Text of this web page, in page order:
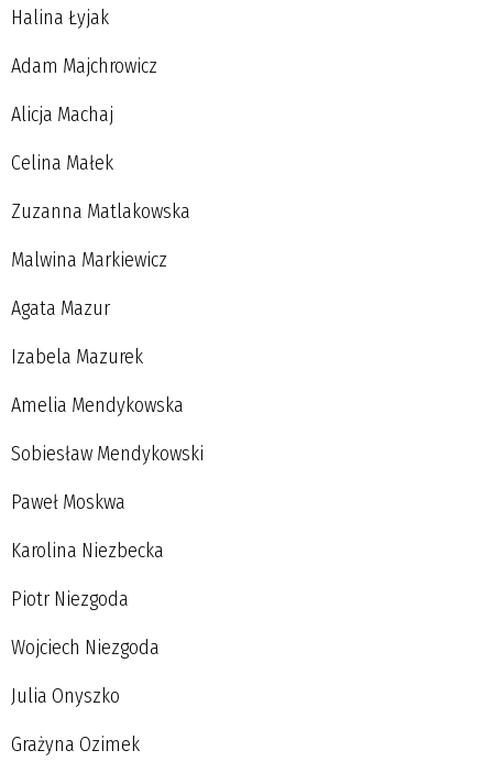
Halina Łyjak
Adam Majchrowicz
Alicja Machaj
Celina Małek
Zuzanna Matlakowska
Malwina Markiewicz
Agata Mazur
Izabela Mazurek
Amelia Mendykowska
Sobiesław Mendykowski
Paweł Moskwa
Karolina Niezbecka
Piotr Niezgoda
Wojciech Niezgoda
Julia Onyszko
Grażyna Ozimek